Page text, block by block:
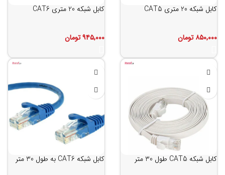
کابل شبکه 20 متری CAT5
۸۵۰,۰۰۰ تومان
کابل شبکه 20 متری CAT6
۹۴۵,۰۰۰تومان
کابل شبکه CAT5 طول 30 متر کابل شبکه CAT6 به طول 30 متر